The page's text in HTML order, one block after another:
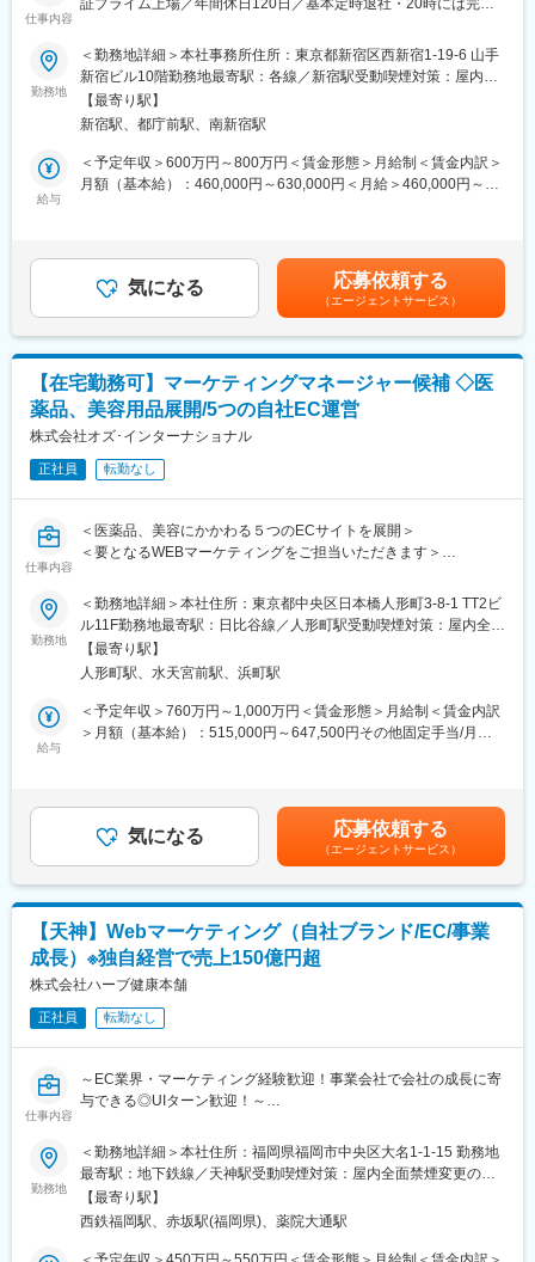
成
※ご経験やスキルに応じて、スタート業務は相談しながら決定しま
す。
■会社／サービス概要：
ミッションのもと、2つの事業を展開しています。
（1）買取一括比較や買取相場情報を提供する買取プラットフォー
国内で唯一のビジネスモデルであるCtoB買取プラットフォームで
あるウリドキは市場の拡大からニーズが急増しており、売上は約3
倍、利益は約4倍と成長を続けるベンチャーです。
変更の範囲：会社の定める業務
仕事内容
証プライム上場／年間休日120日／基本定時退社・20時には完全
総務部メンバーを取りまとめるプレイングマネージャーとして、
下記の総務業務全般の業務管理をお任せします。
■業務：
【総務業務全般】
・株主総会、取締役会事務局
・レイアウト変更やオフィス移転、店舗改装工事実施時の計画策
定～実施業務
・消防対応、防災計画の立案、防災備品の管理等
・ESG経営の企画立案、導入及び運用
・サステナビリティ関連の情報開示
・社内のDX/IT推進
・社内行事の運営等
・その他総務務業務及び社内調整全般
※能力やご経験に応じて幅広く業務をご対応いただきます。
■配属部署について：
【総務部】
部長（40代前半・男性）ーリーダー（30代男性）ーサブリーダー
■働く環境について：
全社20時完全退館のため、過度な残業はありません。基本定時退
社を心がけています。
■当社について：
◎カメラをはじめ、時計、筆記具等といった商品をECサイトと実
◎私たちは中古品をリユースとは呼ばず、「リバリュー」と呼ん
でいます。それは、人が所有する事で大きな価値を持ち、「次の
持ち手が、更なる価値を見出せるモノ」を取り扱っていると信じ
ているからです。
変更の範囲：会社の定める業務
勤務地
＜勤務地詳細＞本社事務所住所：東京都新宿区西新宿1-19-6 山手
新宿ビル10階勤務地最寄駅：各線／新宿駅受動喫煙対策：屋内喫
煙可能場所あり変更の範囲：会社の定める事業所
【最寄り駅】
新宿駅、都庁前駅、南新宿駅
給与
＜予定年収＞600万円～800万円＜賃金形態＞月給制＜賃金内訳＞
月額（基本給）：460,000円～630,000円＜月給＞460,000円～
＋冬季30万円を含みます。（業績に伴いアップ）■昇給：年2回■
賞与年2回2025年度実績：夏（業績賞与）平均1ヵ月分/冬（冬季
賞与）一律約38.6万円賃金はあくまでも目安の金額であり、選考
を通じて上下する可能性があります。月給(月額)は固定手当を含め
た表記です。
気になる 応募依頼する
（エージェントサービス）
【在宅勤務可】マーケティングマネージャー候補 ◇医
薬品、美容用品展開/5つの自社EC運営
株式会社オズ･インターナショナル
正社員 転勤なし
仕事内容
＜医薬品、美容にかかわる５つのECサイトを展開＞
＜要となるWEBマーケティングをご担当いただきます＞
顧客マーケティング部門(チーム編成は5つ)にて、マネージャー候
補として活躍していただきます。海外を拠点とするパートナー企
業との折衝や、競合や顧客動向の分析から中長期的マーケティン
グ戦略の立案・実行までをお任せしたいと考えています。
■業務詳細
・市場の調査や情報収集、競合調査
・社内エンジニア/デザイナーとのプロジェクト進行
・商品情報管理、注文処理オペレーション、顧客対応フローの設
■評価制度
当社では、半期ごとの評価を通じて成果や行動をしっかりと可視
化しています。通期での総合評価によって昇給が決まるため、実
績が確実にキャリアや待遇に反映されます。
・メンバーに合わせた目標設定：メンバーの強みや興味を踏まえ
た役割がアサインされるため、「やらされ感」ではなく、自分の
成長につながる挑戦ができます。
・目標評価、行動評価、業績評価の3つの軸で公正に評価
■当社について
社に先駆けてインターネット事業に業容拡大したことで大きな成
長を遂げました。現在は医療・美容系ECサイトを主力事業とし、
医薬品や化粧品・美容雑貨の輸入や販売、輸入代行、企画・開発
を手がけています。そして今、第二創業期を迎え、自社サイト発
勤務地
＜勤務地詳細＞本社住所：東京都中央区日本橋人形町3-8-1 TT2ビ
ル11F勤務地最寄駅：日比谷線／人形町駅受動喫煙対策：屋内全面
禁煙変更の範囲：会社の定める事業所（リモートワーク含む）
【最寄り駅】
人形町駅、水天宮前駅、浜町駅
給与
＜予定年収＞760万円～1,000万円＜賃金形態＞月給制＜賃金内訳
＞月額（基本給）：515,000円～647,500円その他固定手当/月：
(上限50,000円)■昇給：有(年1回/通期評価/上期・下期の半期評価
により決定)■賞与：有(定期賞与：年2回/6月・12月、業績賞与：2
月決算賞与)賃金はあくまでも目安の金額であり、選考を通じて上
下する可能性があります。月給(月額)は固定手当を含めた表記で
す。
気になる 応募依頼する
（エージェントサービス）
【天神】Webマーケティング（自社ブランド/EC/事業
成長）※独自経営で売上150億円超
株式会社ハーブ健康本舗
正社員 転勤なし
仕事内容
～EC業界・マーケティング経験歓迎！事業会社で会社の成長に寄
与できる◎UIターン歓迎！～
＼マッチする方／
・マーケティングを“事業づくり”として捉えたい人
・自社ブランドで成果を残したい方
・リアルタイムで結果が見れるスピード感のある環境で働きたい
方
・リーダーシップを発揮したい方
勤務地
＜勤務地詳細＞本社住所：福岡県福岡市中央区大名1-1-15 勤務地
最寄駅：地下鉄線／天神駅受動喫煙対策：屋内全面禁煙変更の範
囲：無
【最寄り駅】
西鉄福岡駅、赤坂駅(福岡県)、薬院大通駅